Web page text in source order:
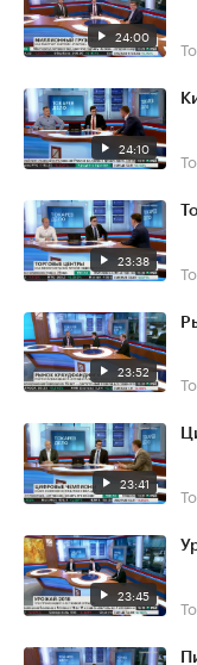
24:00
24:10
23:38
23:52
23:41
23:45